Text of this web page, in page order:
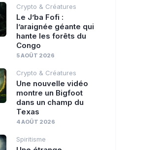
Crypto & Créatures
Le J’ba Fofi :
l’araignée géante qui
hante les forêts du
Congo
5 AOÛT 2026
Crypto & Créatures
Une nouvelle vidéo
montre un Bigfoot
dans un champ du
Texas
4 AOÛT 2026
Spiritisme